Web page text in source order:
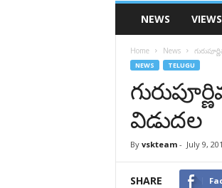
VSK
TelanganaNEWS VIEWS
Home News
NEWS TELUGU
విడుదల
By vskteam- July 9,
SHARE